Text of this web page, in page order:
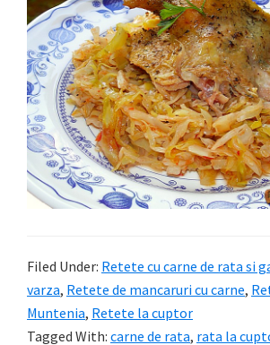
Filed Under: Retete cu carne de rata si
varza, Retete de mancaruri cu carne,
Muntenia, Retete la cuptor
Tagged With: carne de rata, rata la